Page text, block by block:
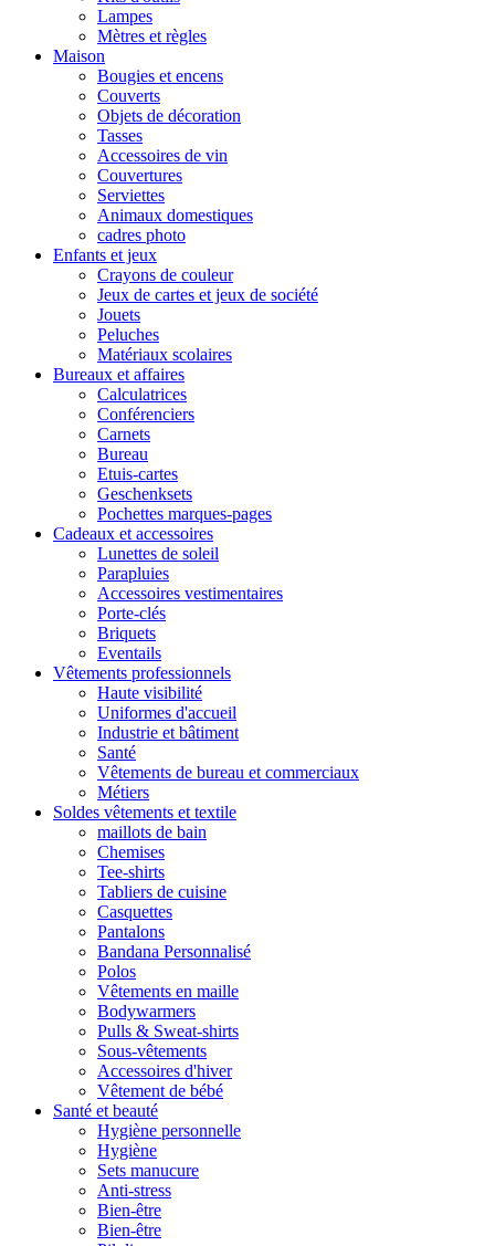
Lampes
Mètres et règles
Maison
Bougies et encens
Couverts
Objets de décoration
Tasses
Accessoires de vin
Couvertures
Serviettes
Animaux domestiques
cadres photo
Enfants et jeux
Crayons de couleur
Jeux de cartes et jeux de société
Jouets
Peluches
Matériaux scolaires
Bureaux et affaires
Calculatrices
Conférenciers
Carnets
Bureau
Etuis-cartes
Geschenksets
Pochettes marques-pages
Cadeaux et accessoires
Lunettes de soleil
Parapluies
Accessoires vestimentaires
Porte-clés
Briquets
Eventails
Vêtements professionnels
Haute visibilité
Uniformes d'accueil
Industrie et bâtiment
Santé
Vêtements de bureau et commerciaux
Métiers
Soldes vêtements et textile
maillots de bain
Chemises
Tee-shirts
Tabliers de cuisine
Casquettes
Pantalons
Bandana Personnalisé
Polos
Vêtements en maille
Bodywarmers
Pulls & Sweat-shirts
Sous-vêtements
Accessoires d'hiver
Vêtement de bébé
Santé et beauté
Hygiène personnelle
Hygiène
Sets manucure
Anti-stress
Bien-être
Bien-être